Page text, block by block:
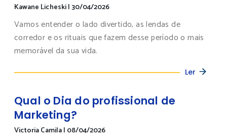
Kawane Licheski|30/04/2026
Vamos entender o lado divertido, as lendas de
corredor e os rituais que fazem desse período o mais
memorável da sua vida.
Ler
Qual o Dia do profissional de
Marketing?
Victoria Camila| 08/04/2026